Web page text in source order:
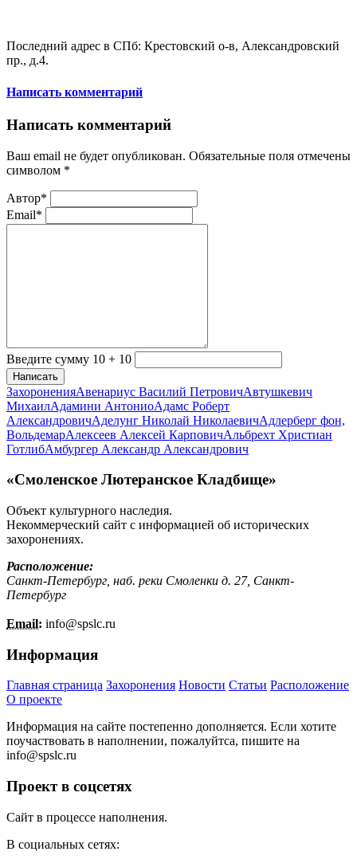
Последний адрес в СПб: Крестовский о-в, Александровский
пр., д.4.
Написать комментарий
Написать комментарий
Ваш email не будет опубликован. Обязательные поля отмечены
символом *
Автор*
Email*
Введите сумму 10 + 10
Написать
ЗахороненияАвенариус Василий ПетровичАвтушкевич
МихаилАдамини АнтониоАдамс Роберт
АлександровичАделунг Николай НиколаевичАдлерберг фон,
ВольдемарАлексеев Алексей КарповичАльбрехт Христиан
ГотлибАмбургер Александр Александрович
«Смоленское Лютеранское Кладбище»
Объект культурного наследия.
Некоммерческий сайт с информацией об исторических
захоронениях.
Расположение:
Санкт-Петербург, наб. реки Смоленки д. 27, Санкт-
Петербург
Email: info@spslc.ru
Информация
Главная страница Захоронения Новости Статьи Расположение
О проекте
Информация на сайте постепенно дополняется. Если хотите
поучаствовать в наполнении, пожалуйтса, пишите на
info@spslc.ru
Проект в соцсетях
Сайт в процессе наполнения.
В социальных сетях: